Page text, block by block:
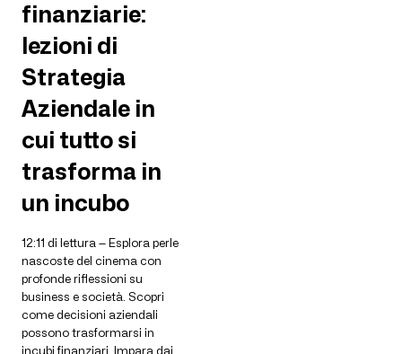
finanziarie:
lezioni di
Strategia
Aziendale in
cui tutto si
trasforma in
un incubo
12:11 di lettura — Esplora perle
nascoste del cinema con
profonde riflessioni su
business e società. Scopri
come decisioni aziendali
possono trasformarsi in
incubi finanziari. Impara dai